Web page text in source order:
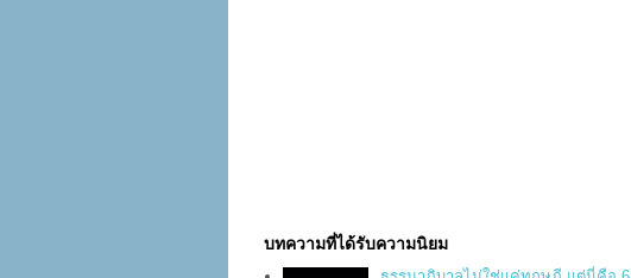
บทความที่ได้รับความนิยม